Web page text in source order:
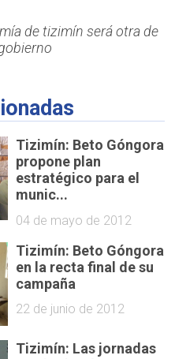
de tizimín será otra de
Tizimín: Beto Góngora
propone plan
estratégico para el
munic...
04 de mayo de 2012
Tizimín: Beto Góngora
en la recta final de su
campaña
22 de junio de 2012
Tizimín: Las jornadas